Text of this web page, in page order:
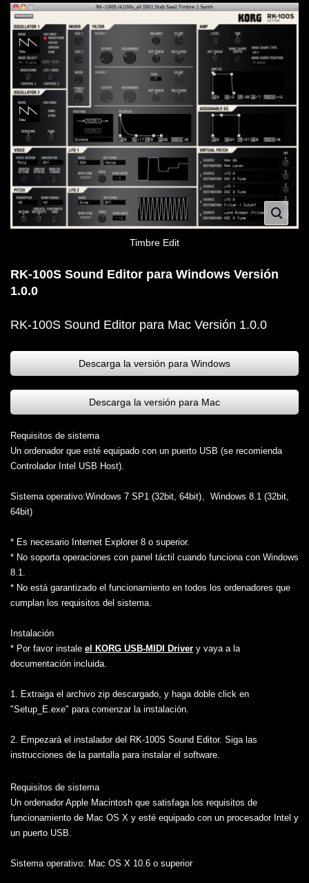
Timbre Edit
RK-100S Sound Editor para Windows Versión
1.0.0
RK-100S Sound Editor para Mac Versión 1.0.0
Descarga la versión para Windows
Descarga la versión para Mac
Requisitos de sistema
Un ordenador que esté equipado con un puerto USB (se recomienda
Controlador Intel USB Host).
Sistema operativo:Windows 7 SP1 (32bit, 64bit)、Windows 8.1 (32bit,
64bit)
* Es necesario Internet Explorer 8 o superior.
* No soporta operaciones con panel táctil cuando funciona con Windows
8.1.
* No está garantizado el funcionamiento en todos los ordenadores que
cumplan los requisitos del sistema.
Instalación
* Por favor instale el KORG USB-MIDI Driver y vaya a la
documentación incluida.
1. Extraiga el archivo zip descargado, y haga doble click en
"Setup_E.exe" para comenzar la instalación.
2. Empezará el instalador del RK-100S Sound Editor. Siga las
instrucciones de la pantalla para instalar el software.
Requisitos de sistema
Un ordenador Apple Macintosh que satisfaga los requisitos de
funcionamiento de Mac OS X y esté equipado con un procesador Intel y
un puerto USB.
Sistema operativo: Mac OS X 10.6 o superior